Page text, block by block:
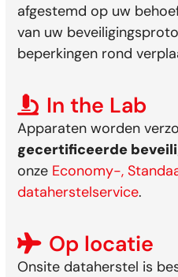
afgestemd op uw
van uw
beperkingen rond
In the Lab
Apparaten worden
gecertificeerde
onze Economy-,
dataherstelservice.
Op locatie
Onsite dataherstel is